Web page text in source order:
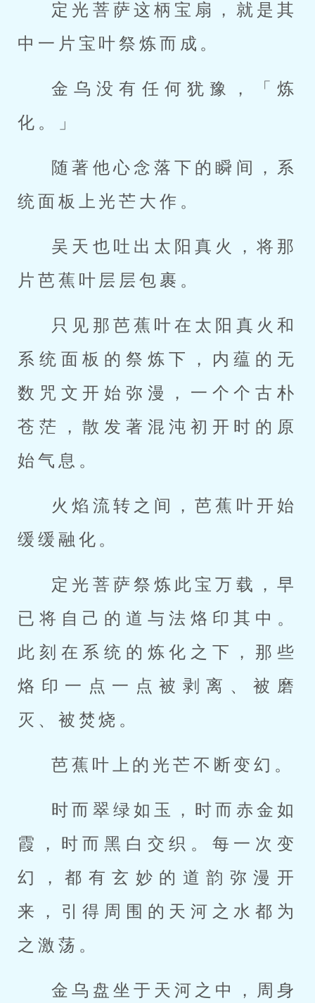
定光菩萨这柄宝扇，就是其
中一片宝叶祭炼而成。
金乌没有任何犹豫，「炼
化。」
随著他心念落下的瞬间，系
统面板上光芒大作。
吴天也吐出太阳真火，将那
片芭蕉叶层层包裹。
只见那芭蕉叶在太阳真火和
系统面板的祭炼下，内蕴的无
数咒文开始弥漫，一个个古朴
苍茫，散发著混沌初开时的原
始气息。
火焰流转之间，芭蕉叶开始
缓缓融化。
定光菩萨祭炼此宝万载，早
已将自己的道与法烙印其中。
此刻在系统的炼化之下，那些
烙印一点一点被剥离、被磨
灭、被焚烧。
芭蕉叶上的光芒不断变幻。
时而翠绿如玉，时而赤金如
霞，时而黑白交织。每一次变
幻，都有玄妙的道韵弥漫开
来，引得周围的天河之水都为
之激荡。
金乌盘坐于天河之中，周身